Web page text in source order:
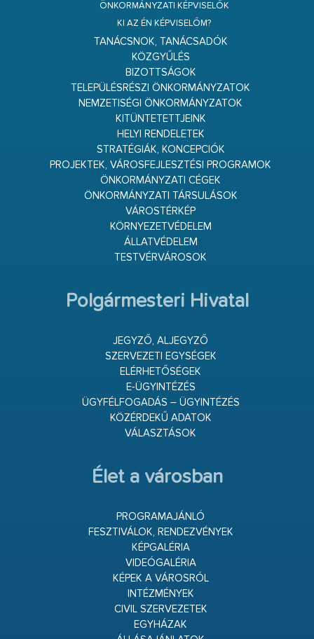
ÖNKORMÁNYZATI KÉPVISELŐK
KI AZ ÉN KÉPVISELŐM?
TANÁCSNOK, TANÁCSADÓK
KÖZGYŰLÉS
BIZOTTSÁGOK
TELEPÜLÉSRÉSZI ÖNKORMÁNYZATOK
NEMZETISÉGI ÖNKORMÁNYZATOK
KITÜNTETETTJEINK
HELYI RENDELETEK
STRATÉGIÁK, KONCEPCIÓK
PROJEKTEK, VÁROSFEJLESZTÉSI PROGRAMOK
ÖNKORMÁNYZATI CÉGEK
ÖNKORMÁNYZATI TÁRSULÁSOK
VÁROSTÉRKÉP
KÖRNYEZETVÉDELEM
ÁLLATVÉDELEM
TESTVÉRVÁROSOK
Polgármesteri Hivatal
JEGYZŐ, ALJEGYZŐ
SZERVEZETI EGYSÉGEK
ELÉRHETŐSÉGEK
E-ÜGYINTÉZÉS
ÜGYFÉLFOGADÁS – ÜGYINTÉZÉS
KÖZÉRDEKŰ ADATOK
VÁLASZTÁSOK
Élet a városban
PROGRAMAJÁNLÓ
FESZTIVÁLOK, RENDEZVÉNYEK
KÉPGALÉRIA
VIDEÓGALÉRIA
KÉPEK A VÁROSRÓL
INTÉZMÉNYEK
CIVIL SZERVEZETEK
EGYHÁZAK